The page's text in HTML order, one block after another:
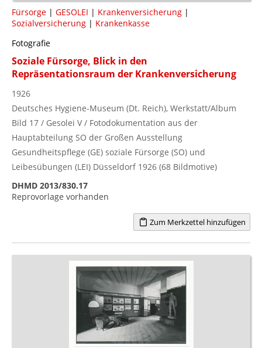
Fürsorge | GESOLEI | Krankenversicherung |
Sozialversicherung | Krankenkasse
Fotografie
Soziale Fürsorge, Blick in den
Repräsentationsraum der Krankenversicherung
1926
Deutsches Hygiene-Museum (Dt. Reich), Werkstatt/Album
Bild 17 / Gesolei V / Fotodokumentation aus der
Hauptabteilung SO der Großen Ausstellung
Gesundheitspflege (GE) soziale Fürsorge (SO) und
Leibesübungen (LEI) Düsseldorf 1926 (68 Bildmotive)
DHMD 2013/830.17
Reprovorlage vorhanden
Zum Merkzettel hinzufügen